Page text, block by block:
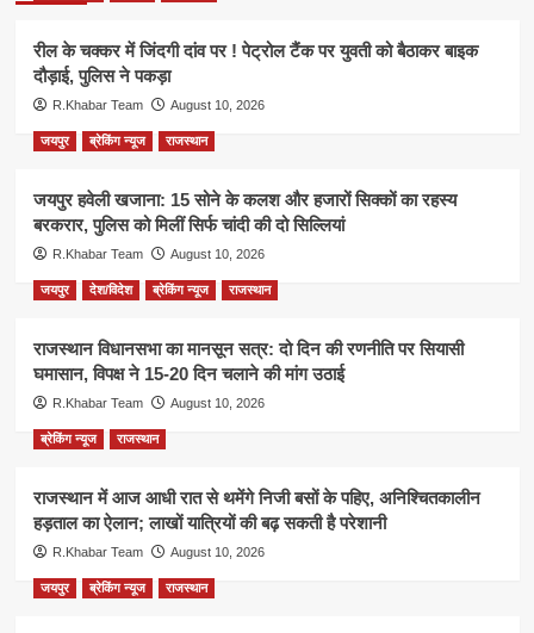
रील के चक्कर में जिंदगी दांव पर ! पेट्रोल टैंक पर युवती को बैठाकर बाइक
दौड़ाई, पुलिस ने पकड़ा
R.Khabar Team August 10, 2026
जयपुर ब्रेकिंग न्यूज राजस्थान
जयपुर हवेली खजाना: 15 सोने के कलश और हजारों सिक्कों का रहस्य
बरकरार, पुलिस को मिलीं सिर्फ चांदी की दो सिल्लियां
R.Khabar Team August 10, 2026
जयपुर देश/विदेश ब्रेकिंग न्यूज राजस्थान
राजस्थान विधानसभा का मानसून सत्र: दो दिन की रणनीति पर सियासी
घमासान, विपक्ष ने 15-20 दिन चलाने की मांग उठाई
R.Khabar Team August 10, 2026
ब्रेकिंग न्यूज राजस्थान
राजस्थान में आज आधी रात से थमेंगे निजी बसों के पहिए, अनिश्चितकालीन
हड़ताल का ऐलान; लाखों यात्रियों की बढ़ सकती है परेशानी
R.Khabar Team August 10, 2026
जयपुर ब्रेकिंग न्यूज राजस्थान